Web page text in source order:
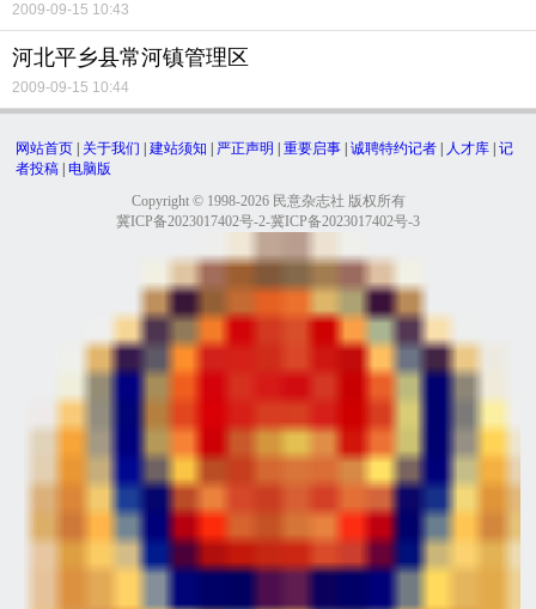
2009-09-15 10:43
河北平乡县常河镇管理区
2009-09-15 10:44
网站首页 关于我们 |建站须知 严正声明 |重要启事 |诚聘特约记者 人才库 |记
者投稿 |电脑版
Copyright © 1998-2026 民意杂志社 版权所有
冀ICP备2023017402号-2-冀ICP备2023017402号-3